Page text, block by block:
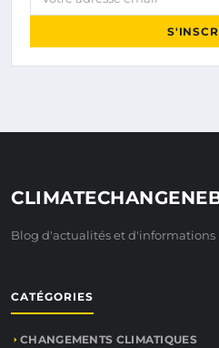
Blog d'actualités et d'informations
CATÉGORIES
CHANGEMENTS CLIMATIQUES